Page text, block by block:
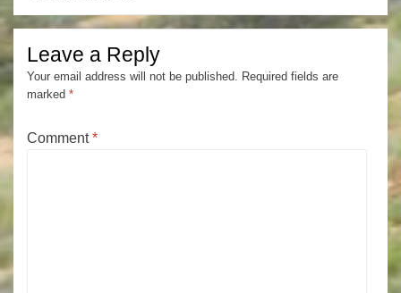
Leave a Reply
Your email address will not be published. Required fields are
marked *
Comment*